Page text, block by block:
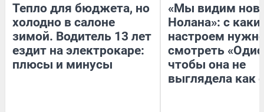
Тепло для бюджета, но
холодно в салоне
зимой. Водитель 13 лет
ездит на электрокаре:
плюсы и минусы
«Мы видим
Нолана»: с
настроем
смотреть
чтобы она не
выглядела как